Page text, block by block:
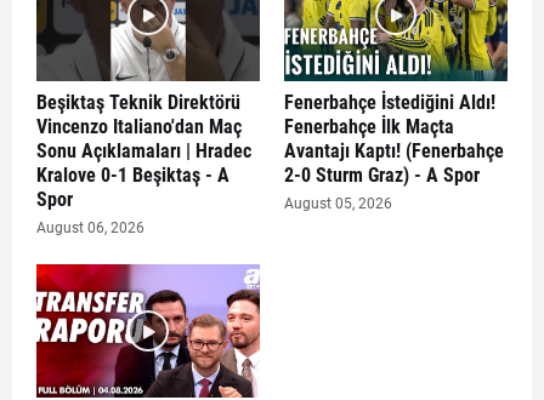
Beşiktaş Teknik Direktörü
Vincenzo Italiano'dan Maç
Sonu Açıklamaları | Hradec
Kralove 0-1 Beşiktaş - A
Spor
August 06, 2026
Fenerbahçe İstediğini Aldı!
Fenerbahçe İlk Maçta
Avantajı Kaptı! (Fenerbahçe
2-0 Sturm Graz) - A Spor
August 05, 2026